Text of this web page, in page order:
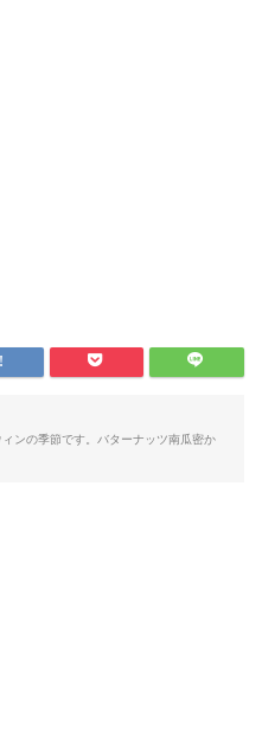
ンの季節です。バターナッツ南瓜密か